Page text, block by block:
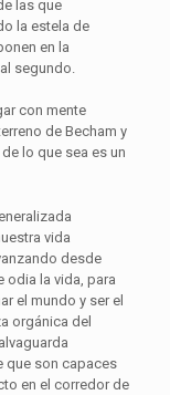
las que
la estela de
en la
segundo.
con mente
de Becham y
lo que sea es un
vida
desde
odia la vida, para
el mundo y ser el
orgánica del
que son capaces
en el corredor de